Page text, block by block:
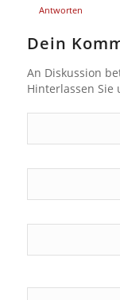
Antworten
Dein
An Diskussion
Hinterlassen Sie